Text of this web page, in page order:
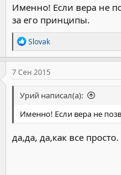
Именно! Если вера не
за его принципы.
Р
е
а
к
и
Slovak
7 Сен 2015
Урий написал(а):
Именно! Если вера не
да,да, да,как все просто.